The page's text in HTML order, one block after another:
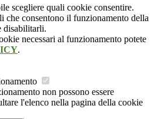
scegliere quali cookie consentire.
che consentono il funzionamento della
disabilitarli.
necessari al funzionamento potete
.
non possono essere
l'elenco nella pagina della cookie